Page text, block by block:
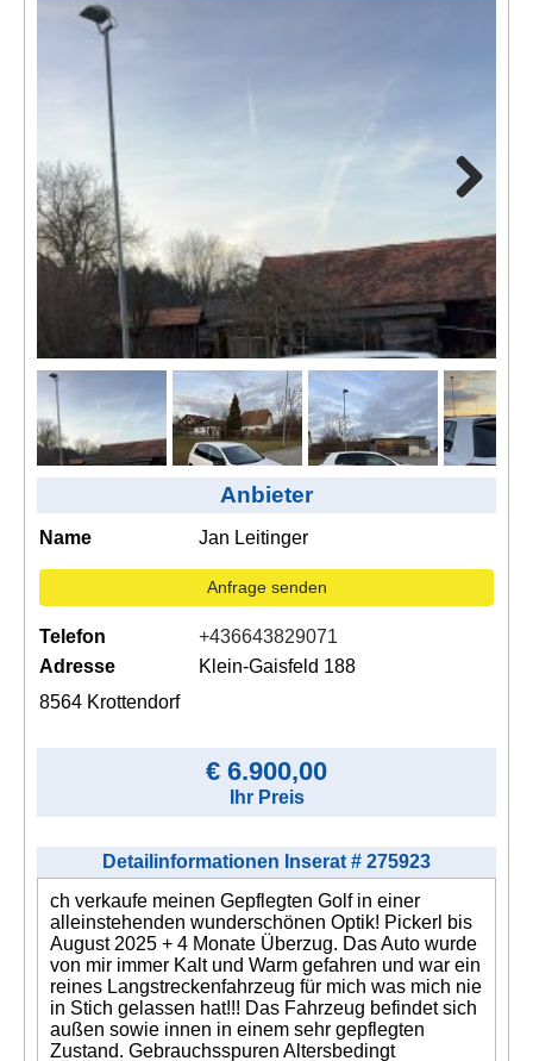
jetzt inserieren
AGB, Nutzungsbedingungen
Impressum
Anbieter
Name Jan Leitinger
Anfrage senden
Telefon
+436643829071
Adresse
Klein-Gaisfeld 188
8564 Krottendorf
€ 6.900,00
Ihr Preis
Detailinformationen Inserat # 275923
ch verkaufe meinen Gepflegten Golf in einer
alleinstehenden wunderschönen Optik! Pickerl bis
August 2025 + 4 Monate Überzug. Das Auto wurde
von mir immer Kalt und Warm gefahren und war ein
reines Langstreckenfahrzeug für mich was mich nie
in Stich gelassen hat!!! Das Fahrzeug befindet sich
außen sowie innen in einem sehr gepflegten
Zustand. Gebrauchsspuren Altersbedingt